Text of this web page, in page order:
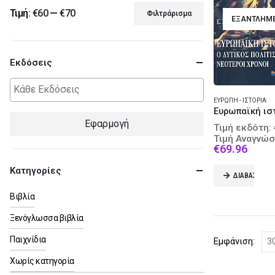
ΕΥΡΏΠΗ - ΙΣΤΟΡΊΑ
Ευρωπαϊκή
Τιμή εκδότη:
Τιμή
€69.96
is:
ΔΙΑΒΆΣΤΕ
Εμφάνιση:
Ελάχιστη
τιμή
Μέγιστη
τιμή
Φιλτράρισμα
Τιμή: €60—€70
Εκδόσεις
Εφαρμογή
Κατηγορίες
Βιβλία
Ξενόγλωσσα βιβλία
Παιχνίδια
Χωρίς κατηγορία